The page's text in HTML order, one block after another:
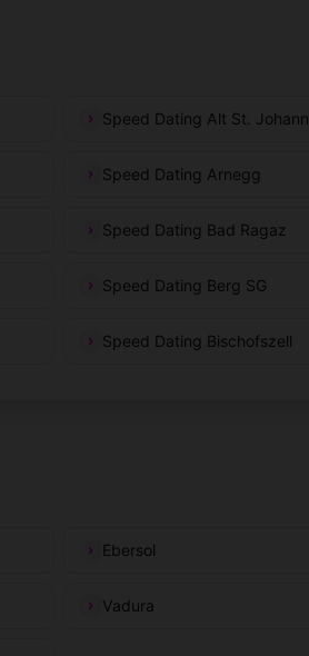
Speed Dating Alt St. Johann
Speed Dating Arnegg
Speed Dating Bad Ragaz
Speed Dating Berg SG
Speed Dating Bischofszell
Ebersol
Vadura